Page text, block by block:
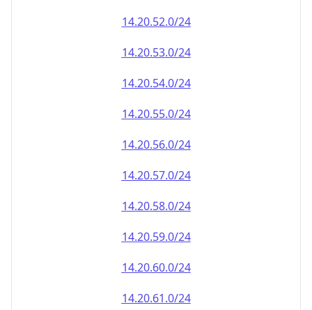
14.20.52.0/24
14.20.53.0/24
14.20.54.0/24
14.20.55.0/24
14.20.56.0/24
14.20.57.0/24
14.20.58.0/24
14.20.59.0/24
14.20.60.0/24
14.20.61.0/24